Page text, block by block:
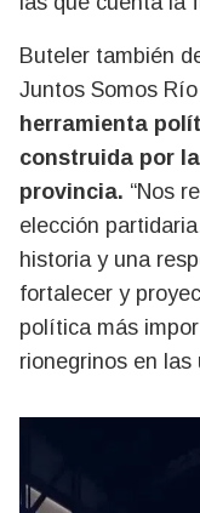
Buteler también
Juntos Somos
herramienta
construida por
provincia. “Nos
elección
historia y una
fortalecer y
política más
rionegrinos en las